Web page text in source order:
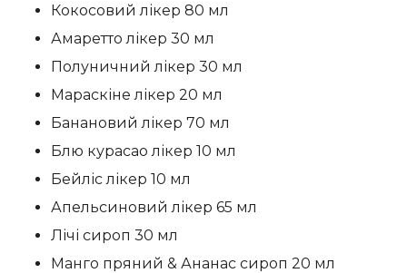
Кокосовий лікер 80 мл
Амаретто лікер 30 мл
Полуничний лікер 30 мл
Мараскіне лікер 20 мл
Банановий лікер 70 мл
Блю курасао лікер 10 мл
Бейліс лікер 10 мл
Апельсиновий лікер 65 мл
Лічі сироп 30 мл
Манго пряний & Ананас сироп 20 мл